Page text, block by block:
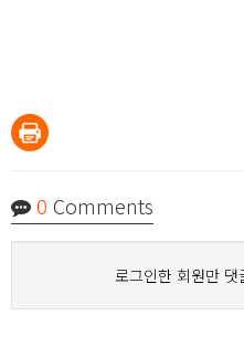
0 Comments
로그인한 회원만